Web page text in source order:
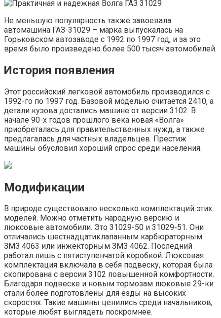
Не меньшую популярность также завоевала
автомашина ГАЗ-31029 – марка выпускалась на
Горьковском автозаводе с 1992 по 1997 год, и за это
время было произведено более 500 тысяч автомобилей.
История появления
Этот российский легковой автомобиль производился с
1992-го по 1997 год. Базовой моделью считается 2410, а
детали кузова достались машине от версии 3102. В
начале 90-х годов прошлого века новая «Волга»
приобреталась для правительственных нужд, а также
предлагалась для частных владельцев. Престиж
машины обусловил хороший спрос среди населения.
Модификации
В природе существовало несколько комплектаций этих
моделей. Можно отметить народную версию и
люксовые автомобили. Это 31029-50 и 31029-51. Они
отличались шестнадцатиклапанным карбюраторным
ЗМЗ 4063 или инжекторным ЗМЗ 4062. Последний
работал лишь с пятиступенчатой коробкой. Люксовая
комплектация включала в себя подвеску, которая была
скопирована с версии 3102 повышенной комфортности.
Благодаря подвеске и новым тормозам люковые 29-ки
стали более подготовлены для езды на высоких
скоростях. Такие машины ценились среди начальников,
которые любят выглядеть поскромнее.